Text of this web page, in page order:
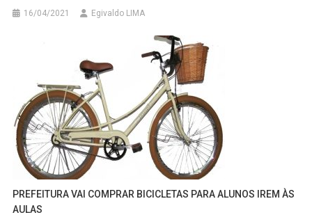
16/04/2021 Egivaldo LIMA
PREFEITURA VAI COMPRAR BICICLETAS PARA ALUNOS IREM ÀS
AULAS